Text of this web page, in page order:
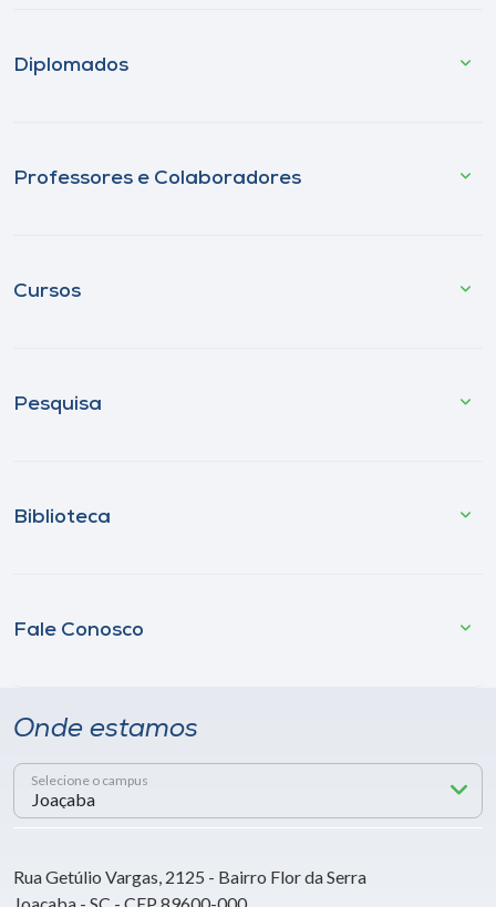
Diplomados
Professores e Colaboradores
Cursos
Pesquisa
Biblioteca
Fale Conosco
Onde estamos
Selecione o campus
Rua Getúlio Vargas, 2125 - Bairro Flor da Serra